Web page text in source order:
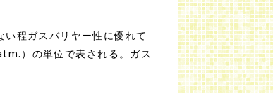
程ガスバリヤー性に優れて
）の単位で表される。ガス